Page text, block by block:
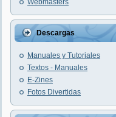
Webmasters
Descargas
Manuales y Tutoriales
Textos - Manuales
E-Zines
Fotos Divertidas